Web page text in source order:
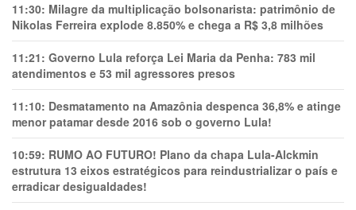
11:30: Milagre da multiplicação bolsonarista: patrimônio de
Nikolas Ferreira explode 8.850% e chega a R$ 3,8 milhões
11:21: Governo Lula reforça Lei Maria da Penha: 783 mil
atendimentos e 53 mil agressores presos
11:10: Desmatamento na Amazônia despenca 36,8% e atinge
menor patamar desde 2016 sob o governo Lula!
10:59: RUMO AO FUTURO! Plano da chapa Lula-Alckmin
estrutura 13 eixos estratégicos para reindustrializar o país e
erradicar desigualdades!